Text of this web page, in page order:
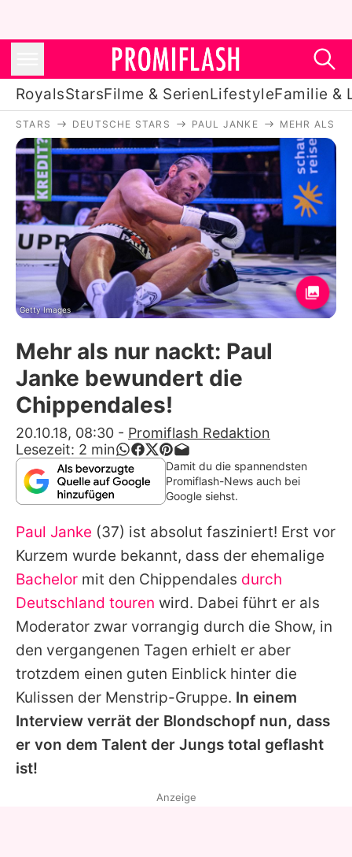
RoyalsStarsFilme & SerienLifestyleFamilie &
Royals
Stars
Filme & Serien
Lifestyle
Familie & Liebe
Promiflash Exklusiv
Alle Themen auf Promiflash
Jobs
App runterladen
Team
Redaktionelle Richtlinien
Impressum
Datenschutzerklärung
Nutzungsbedingungen
Utiq verwalten
STARS DEUTSCHE STARS PAUL JANKE MEHR ALS
Getty Images
Mehr als nur nackt: Paul
Janke bewundert die
Chippendales!
20.10.18, 08:30 - Promiflash Redaktion
Lesezeit: 2 min
Damit du die spannendsten
Promiflash-News auch bei
Google siehst.
Paul Janke (37) ist absolut fasziniert! Erst vor
Kurzem wurde bekannt, dass der ehemalige
Bachelor mit den Chippendales durch
Deutschland touren wird. Dabei führt er als
Moderator zwar vorrangig durch die Show, in
den vergangenen Tagen erhielt er aber
trotzdem einen guten Einblick hinter die
Kulissen der Menstrip-Gruppe. In einem
Interview verrät der Blondschopf nun, dass
er von dem Talent der Jungs total geflasht
ist!
Anzeige